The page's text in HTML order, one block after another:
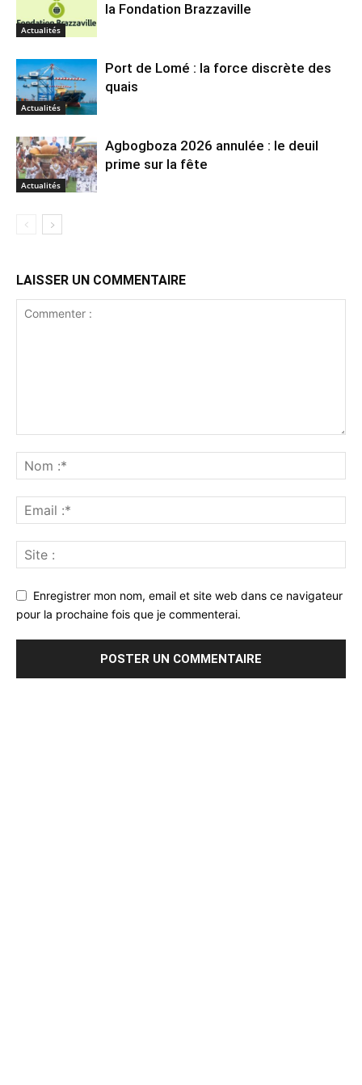
Actualités
la Fondation Brazzaville
Actualités
Port de Lomé : la force discrète des
quais
Actualités
Agbogboza 2026 annulée : le deuil
prime sur la fête
LAISSER UN COMMENTAIRE
Enregistrer mon nom, email et site web dans ce navigateur
pour la prochaine fois que je commenterai.